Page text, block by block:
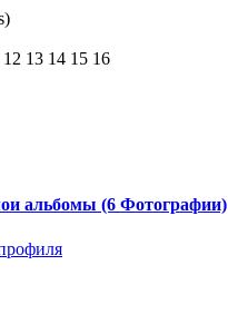
12 13 14 15 16
альбомы (6 Фотографии)